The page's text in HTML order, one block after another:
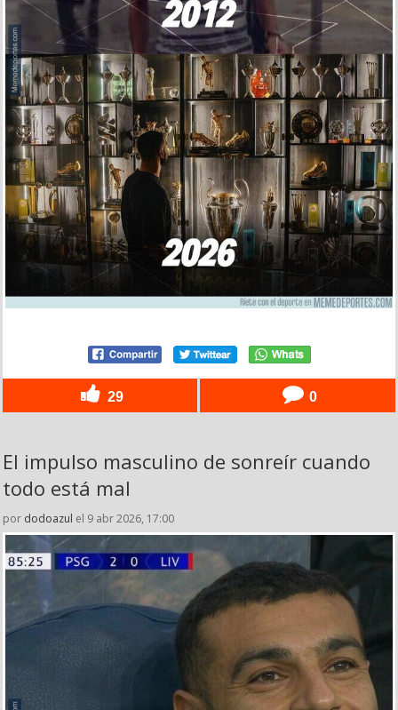
29 0
El impulso masculino de sonreír cuando
todo está mal
por dodoazul el 9 abr 2026, 17:00